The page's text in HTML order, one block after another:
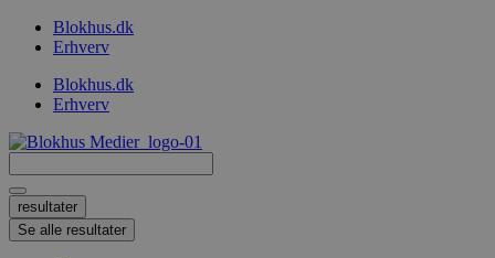
VidereBlokhus.dk
Erhverv
Blokhus.dk
Erhverv
...
resultater
Se alle resultater